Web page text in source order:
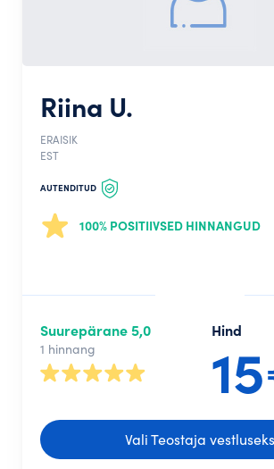
Riina U.
ERAISIK
EST
AUTENDITUD
100% POSITIIVSED HINNANGUD
Vali Teostaja vestluseks
Hind
Suurepärane 5,0
1 hinnang